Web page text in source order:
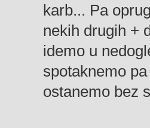
karb... Pa
nekih drugih +
idemo u
spotaknemo
ostanemo bez